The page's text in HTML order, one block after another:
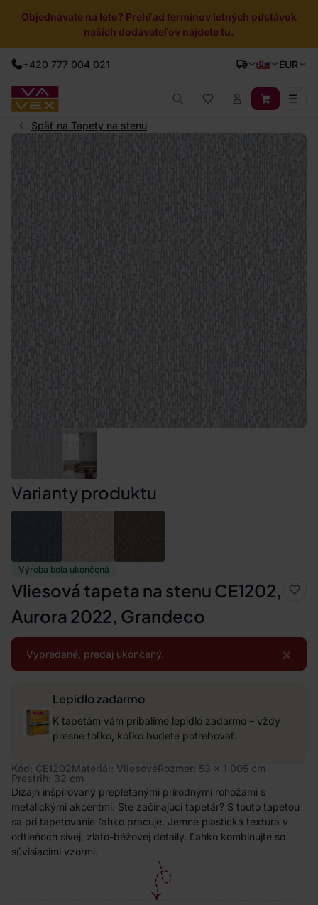
Objednávate na leto? Prehľad termínov letných odstávok
našich dodávateľov nájdete tu.
+420 777 004 021 EUR
Späť na Tapety na stenu
Výroba bola ukončená
Vliesová tapeta na stenu CE1202,
Aurora 2022, Grandeco
×
Vypredané, predaj ukončený.
Lepidlo zadarmo
K tapetám vám pribalíme lepidlo zadarmo – vždy
presne toľko, koľko budete potrebovať.
Kód: CE1202Materiál: VliesovéRozmer: 53 x 1 005 cm
Prestrih: 32 cm
Dizajn inšpirovaný prepletanými prírodnými rohožami s
metalickými akcentmi. Ste začínajúci tapetár? S touto tapetou
sa pri tapetovanie ľahko pracuje. Jemne plastická textúra v
odtieňoch sivej, zlato-béžovej detaily. Ľahko kombinujte so
súvisiacimi vzormi.
Varianty produktu